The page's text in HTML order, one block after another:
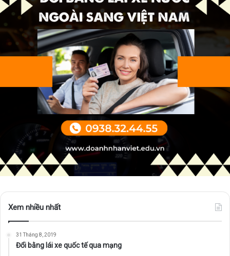
Xem nhiều nhất
31 Tháng 8, 2019
Đổi bằng lái xe quốc tế qua mạng